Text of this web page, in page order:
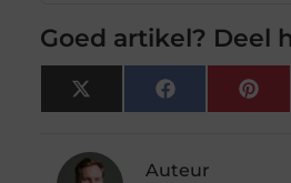
Goed artikel? Deel
X
(Twitter)
Facebook
Auteur